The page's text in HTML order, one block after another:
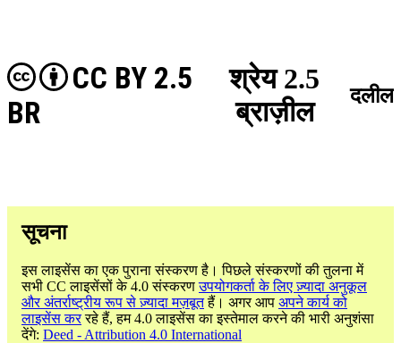
श्रेय 2.5
ब्राज़ील
CC BY 2.5
BR
दलील
सूचना
इस लाइसेंस का एक पुराना संस्करण है। पिछले संस्करणों की तुलना में
सभी CC लाइसेंसों के 4.0 संस्करणउपयोगकर्ता के लिए ज़्यादा अनुकूल
और अंतर्राष्ट्रीय रूप से ज़्यादा मज़बूतहैं। अगर आप अपने कार्य को
लाइसेंस कररहे हैं, हम 4.0 लाइसेंस का इस्तेमाल करने की भारी अनुशंसा
देंगे: Deed - Attribution 4.0 International